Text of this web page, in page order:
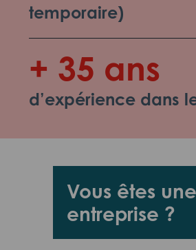
temporaire)
+ 35 ans
d’expérience dans
Vous êtes une
entreprise ?